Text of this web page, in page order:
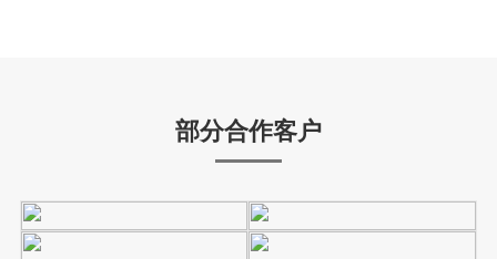
部分合作客户